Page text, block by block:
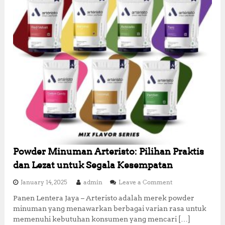
o
l
o
g
i
,
K
e
n
g
g
u
n
R
e
k
Powder Minuman Arteristo: Pilihan Praktis
dan Lezat untuk Segala Kesempatan
January 14, 2025 admin Leave a Commento
P
o
w
Panen Lentera Jaya – Arteristo adalah merek powder
minuman yang menawarkan berbagai varian rasa untuk
memenuhi kebutuhan konsumen yang mencari […]